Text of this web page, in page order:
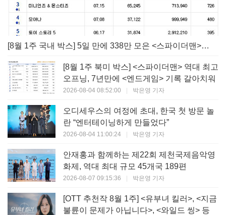
[8월 1주 국내 박스] 5일 만에 338만 모은 <스파이더맨> 극장가 235% 대반등, <호프>는 400만 돌파
[8월 1주 북미 박스] <스파이더맨> 역대 최고
오프닝, 7년만에 <엔드게임> 기록 갈아치워
2026-08-04 08:52:00 | 박은영 기자
오디세우스의 여정에 초대, 한국 첫 방문 놀
란 “엔터테이닝하게 만들었다”
2026-08-04 11:00:24 | 박은영 기자
안재홍과 함께하는 제22회 제천국제음악영
화제, 역대 최대 규모 45개국 189편
2026-08-07 09:15:36 | 박은영 기자
[OTT 추천작 8월 1주] <유부녀 킬러>, <지금
불륜이 문제가 아닙니다>, <와일드 씽> 등